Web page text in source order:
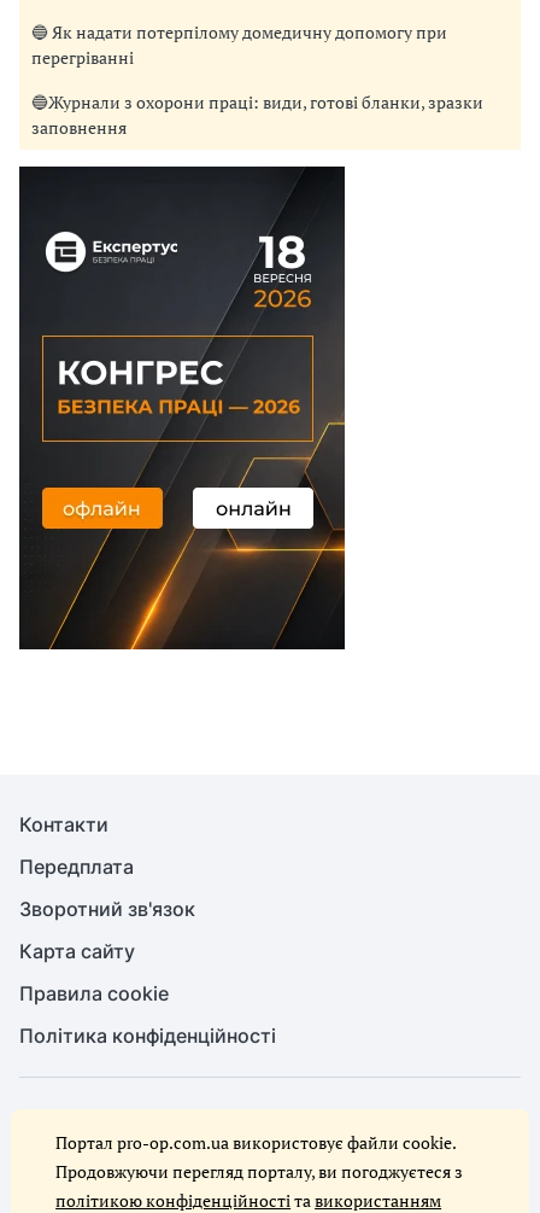
🔵 Як надати потерпілому домедичну допомогу при
перегріванні
🔵Журнали з охорони праці: види, готові бланки, зразки
заповнення
Контакти
Передплата
Зворотний зв'язок
Карта сайту
Правила cookie
Політика конфіденційності
Повне або часткове копіювання будь-яких матеріалів сайту,
цитування, публікація їх анотованих оглядів допускаються лише за
письмового дозволу редакції сайту Служба охорони праці
Портал pro-op.com.ua використовує файли cookie.
Продовжуючи перегляд порталу, ви погоджуєтеся з
політикою конфіденційностітавикористанням